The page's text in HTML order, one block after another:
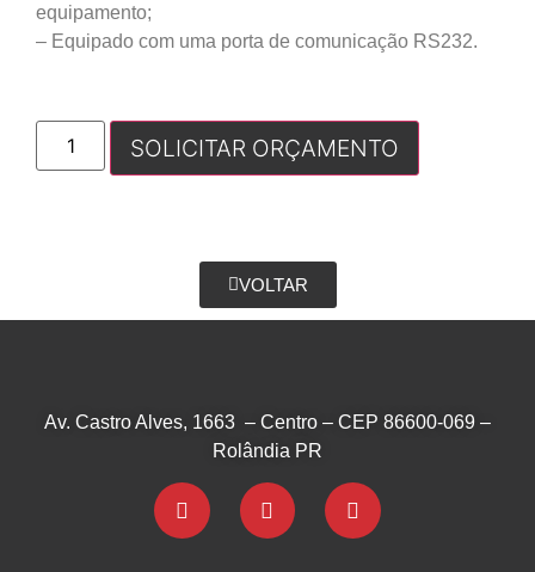
equipamento;
– Equipado com uma porta de comunicação RS232.
SOLICITAR ORÇAMENTO
VOLTAR
Av. Castro Alves, 1663 – Centro – CEP 86600-069 –
Rolândia PR